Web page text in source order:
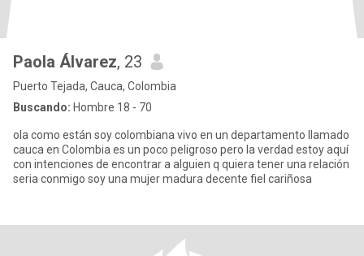
Paola Álvarez, 23
Puerto Tejada, Cauca, Colombia
Buscando: Hombre 18 - 70
ola como están soy colombiana vivo en un departamento llamado
cauca en Colombia es un poco peligroso pero la verdad estoy aquí
con intenciones de encontrar a alguien q quiera tener una relación
seria conmigo soy una mujer madura decente fiel cariñosa